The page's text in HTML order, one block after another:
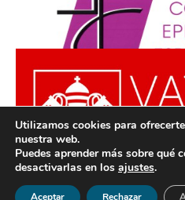
© ODISUR | Todos los
Utilizamos cookies para
nuestra web.
Puedes aprender más sobre qué
desactivarlas en los ajustes.
Aceptar Rechazar